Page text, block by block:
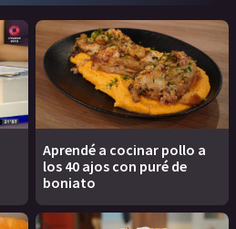
Aprendé a cocinar pollo a
los 40 ajos con puré de
boniato